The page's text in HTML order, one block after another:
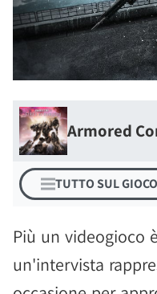
Armored
TUTTO SUL GIOCO
Più un videogioco
un'intervista